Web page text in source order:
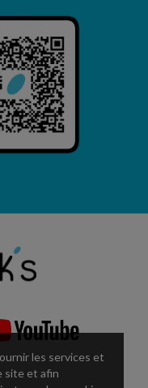
les services et
site et afin